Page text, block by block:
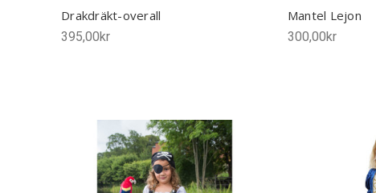
Drakdräkt-overall
395,00kr
Mantel Lejon
300,00kr